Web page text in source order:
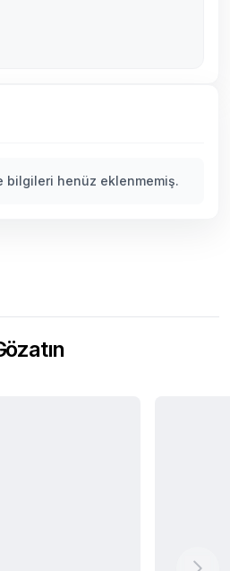
bilgileri henüz eklenmemiş.